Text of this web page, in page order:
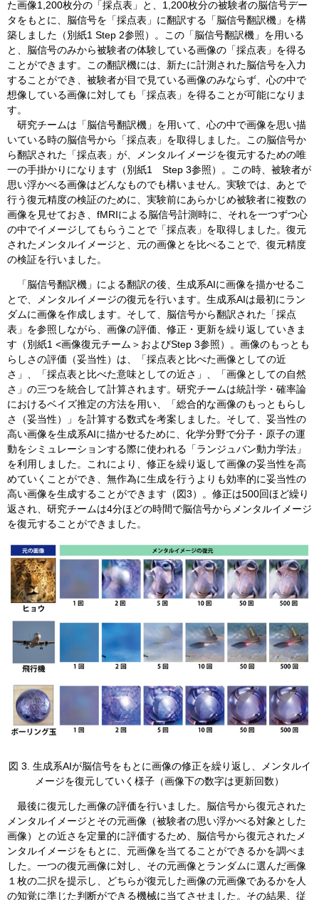
た画像1,200枚分の「採点表」と、1,200枚分の被験者の脳信号デー
タをもとに、脳信号を「採点表」に翻訳する「脳信号翻訳機」を構
築しました（別紙1 Step 2参照）。この「脳信号翻訳機」を用いる
と、脳信号のみから被験者の体験している画像の「採点表」を得る
ことができます。この翻訳機には、新たに計測された脳信号を入力
することができ、被験者が目で見ている画像のみならず、心の中で
想像している画像に対しても「採点表」を得ることが可能になりま
す。
研究チームは「脳信号翻訳機」を用いて、心の中で画像を思い描
いている時の脳信号から「採点表」を取得しました。この脳信号か
ら翻訳された「採点表」が、メンタルイメージを復元するための唯
一の手掛かりになります（別紙1 Step 3参照）。この時、被験者が
思い浮かべる画像はどんなものでも構いません。実験では、あとで
行う復元精度の検証のために、実験前にあらかじめ被験者に複数の
画像を見せておき、fMRIによる脳信号計測時に、それを一つずつ心
の中でイメージしてもらうことで「採点表」を取得しました。復元
されたメンタルイメージと、元の画像とを比べることで、復元精度
の検証を行いました。
「脳信号翻訳機」による翻訳の後、生成系AIに画像を描かせるこ
とで、メンタルイメージの復元を行います。生成系AIは最初にラン
ダムに画像を作成します。そして、脳信号から翻訳された「採点
表」を参照しながら、画像の評価、修正・更新を繰り返していきま
す（別紙1 <画像復元チーム＞およびStep 3参照）。画像のもっとも
らしさの評価（妥当性）は、「採点表と比べた画像としての近
さ」、「採点表と比べた意味としての近さ」、「画像としての自然
さ」の三つを統合して計算されます。研究チームは統計学・確率論
におけるベイズ推定の方法を用い、「総合的な画像のもっともらし
さ（妥当性）」を計算する数式を考案しました。そして、妥当性の
高い画像を生成系AIに描かせるために、化学分野で分子・原子の運
動をシミュレーションする際に使われる「ランジュバン動力学法」
を利用しました。これにより、修正を繰り返して画像の妥当性を高
めていくことができ、無作為に生成を行うよりも効率的に妥当性の
高い画像を生成することができます（図3）。修正は500回ほど繰り
返され、研究チームは4分ほどの時間で脳信号からメンタルイメージ
を復元することができました。
​図 3. 生成系AIが脳信号をもとに画像の修正を繰り返し、メンタルイ
メージを復元していく様子（画像下の数字は更新回数）
最後に復元した画像の評価を行いました。脳信号から復元された
メンタルイメージとその元画像（被験者の思い浮かべる対象とした
画像）との近さを定量的に評価するため、脳信号から復元されたメ
ンタルイメージをもとに、元画像を当てることができるかを調べま
した。一つの復元画像に対し、その元画像とランダムに選んだ画像
１枚の二択を提示し、どちらが復元した画像の元画像であるかを人
の知覚に準じた判断ができる機械に当てさせました。その結果、従